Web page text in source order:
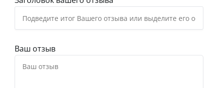
Ваш отзыв